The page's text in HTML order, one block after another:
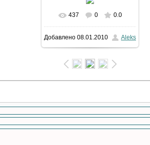
В реальном размере
1125x1500/ 91.1Kb
437 0 0.0
Добавлено 08.01.2010 Aleks